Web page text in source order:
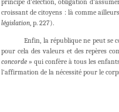
principe d’élection, obligation
croissant de citoyens : là comme
législation, p. 227).
Enfin, la république ne peut se
pour cela des valeurs et des repères
concorde » qui confère à tous les
l’affirmation de la nécessité pour le